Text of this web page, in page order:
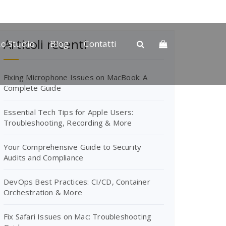
Studio Blog Contatti
Articoli recenti
Fixing Microphone Issues on MacBook: A
Complete Guide
Essential Tech Tips for Apple Users:
Troubleshooting, Recording & More
Your Comprehensive Guide to Security
Audits and Compliance
DevOps Best Practices: CI/CD, Container
Orchestration & More
Fix Safari Issues on Mac: Troubleshooting